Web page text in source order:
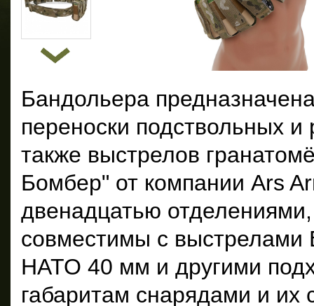
Бандольера
переноски подствольных и
также выстрелов
Бомбер" от компании Ars
двенадцатью
совместимы с
НАТО 40 мм и другими
габаритам снарядами и их